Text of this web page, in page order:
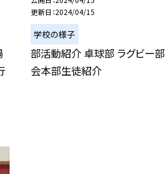
更新日 2024/04/15
学校の様子
部活動紹介 卓球部 ラグビー
会本部生徒紹介